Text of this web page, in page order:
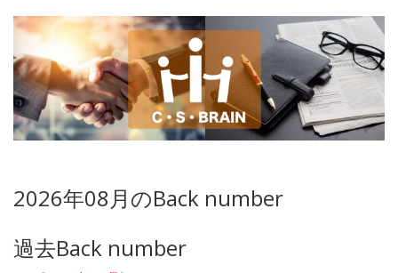
2026年08月のBack number
過去Back number